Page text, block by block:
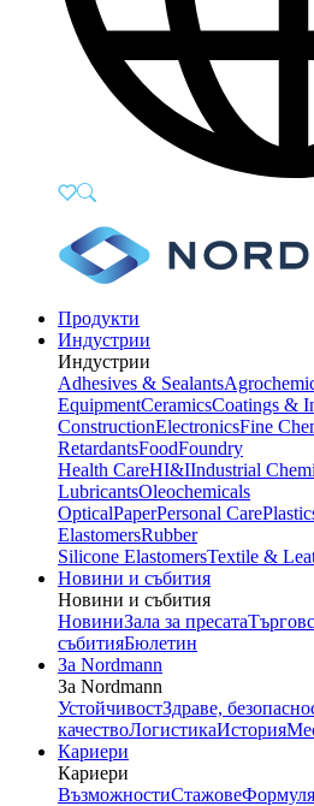
Продукти
Индустрии
Индустрии
Adhesives & Sealants
EquipmentCeramicsCoatings &
ConstructionElectronicsFine
RetardantsFoodFoundry
Health CareHI&IIndustrial
LubricantsOleochemicals
OpticalPaperPersonal Care
ElastomersRubber
Silicone ElastomersTextile &
Новини и събития
Новини и събития
НовиниЗала за пресата
събитияБюлетин
За Nordmann
За Nordmann
УстойчивостЗдраве,
качествоЛогистикаИстория
Кариери
Кариери
ВъзможностиСтажове